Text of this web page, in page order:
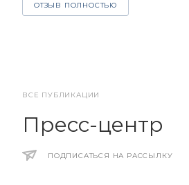
ОТЗЫВ ПОЛНОСТЬЮ
ВСЕ ПУБЛИКАЦИИ
Пресс-центр
ПОДПИСАТЬСЯ НА РАССЫЛКУ